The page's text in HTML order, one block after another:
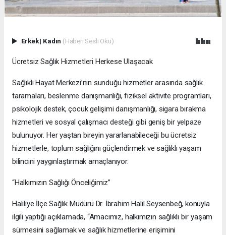
Erkek| Kadın (Haberi Sesli Oku)
Ücretsiz Sağlık Hizmetleri Herkese Ulaşacak
Sağlıklı Hayat Merkezi’nin sunduğu hizmetler arasında sağlık
taramaları, beslenme danışmanlığı, fiziksel aktivite programları,
psikolojik destek, çocuk gelişimi danışmanlığı, sigara bırakma
hizmetleri ve sosyal çalışmacı desteği gibi geniş bir yelpaze
bulunuyor. Her yaştan bireyin yararlanabileceği bu ücretsiz
hizmetlerle, toplum sağlığını güçlendirmek ve sağlıklı yaşam
bilincini yaygınlaştırmak amaçlanıyor.
“Halkımızın Sağlığı Önceliğimiz”
Haliliye İlçe Sağlık Müdürü Dr. İbrahim Halil Seysenbeğ, konuyla
ilgili yaptığı açıklamada, “Amacımız, halkımızın sağlıklı bir yaşam
sürmesini sağlamak ve sağlık hizmetlerine erişimini